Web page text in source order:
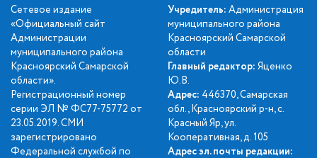
Сетевое издание
«Официальный сайт
Администрации
муниципального района
Красноярский Самарской
области».
Регистрационный номер
серии ЭЛ № ФС77-75772 от
23.05.2019. СМИ
зарегистрировано
Федеральной службой по
Учредитель: Администрация
муниципального района
Красноярский Самарской
области
Главный редактор: Яценко
Ю.В.
Адрес: 446370, Самарская
обл., Красноярский р-н, с.
Красный Яр, ул.
Кооперативная, д. 105
Адрес эл. почты редакции: